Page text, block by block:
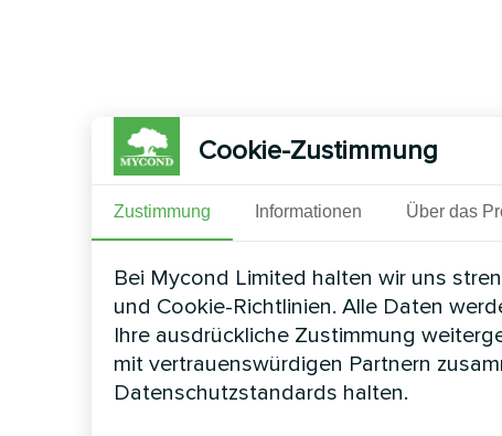
Cookie-Zustimmung
Zustimmung Informationen Über das
Bei Mycond Limited halten wir uns
und Cookie-Richtlinien. Alle Daten
Ihre ausdrückliche Zustimmung
mit vertrauenswürdigen Partnern
Datenschutzstandards halten.